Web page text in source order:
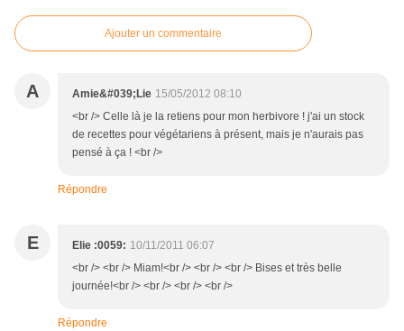
Ajouter un commentaire
A Amie&#039;Lie 15/05/2012 08:10
<br /> Celle là je la retiens pour mon herbivore ! j'ai un stock
de recettes pour végétariens à présent, mais je n'aurais pas
pensé à ça ! <br />
Répondre
E Elie :0059: 10/11/2011 06:07
<br /> <br /> Miam!<br /> <br /> <br /> Bises et très belle
journée!<br /> <br /> <br /> <br />
Répondre